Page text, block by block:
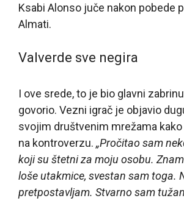
Ksabi Alonso juče nakon pobede
Almati.
Valverde sve negira
I ove srede, to je bio glavni
govorio. Vezni igrač je objavio
svojim društvenim mrežama
na kontroverzu. „Pročitao sam
koji su štetni za moju osobu.
loše utakmice, svestan sam toga.
pretpostavljam. Stvarno sam